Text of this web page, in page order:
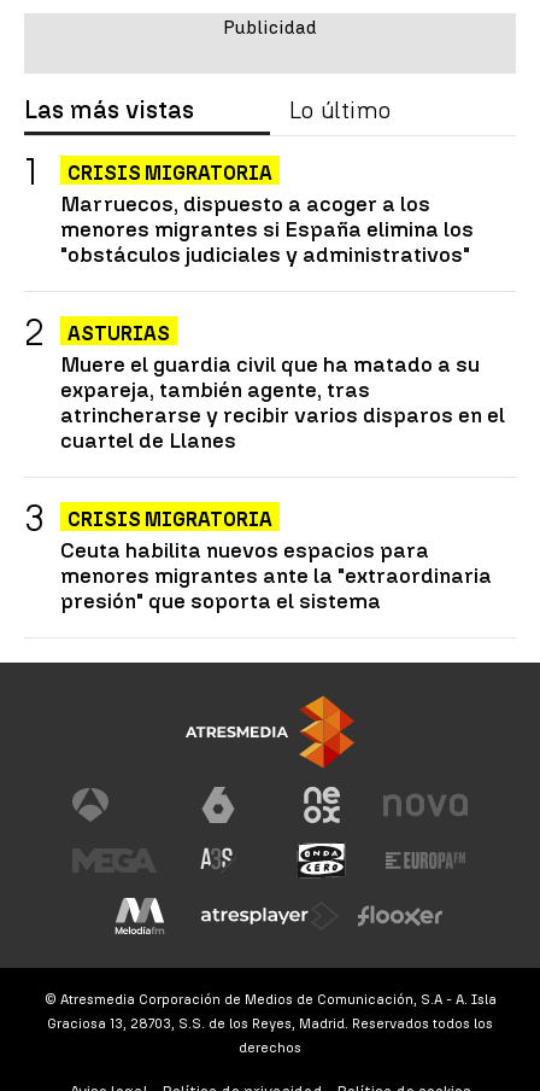
Las más vistas Lo último
CRISIS MIGRATORIA
Marruecos, dispuesto a acoger a los
menores migrantes si España elimina los
"obstáculos judiciales y administrativos"
ASTURIAS
Muere el guardia civil que ha matado a su
expareja, también agente, tras
atrincherarse y recibir varios disparos en el
cuartel de Llanes
CRISIS MIGRATORIA
Ceuta habilita nuevos espacios para
menores migrantes ante la "extraordinaria
presión" que soporta el sistema
© Atresmedia Corporación de Medios de Comunicación, S.A - A. Isla
Graciosa 13, 28703, S.S. de los Reyes, Madrid. Reservados todos los
derechos